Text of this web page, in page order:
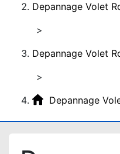
Depannage Volet
>
Depannage Volet
>
Depannage